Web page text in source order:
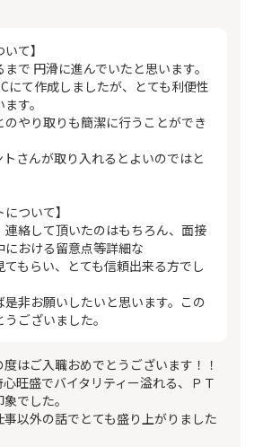
て】
で 円滑に進んでいたと思います。
にて作成しましたが、とても利便性
す。
やり取りも簡潔に行うことができ
さんが取り入れるとよいのではと
ついて】
連絡して頂いたのはもちろん、面接
おける留意点等詳細な
もらい、とても信頼出来る方でし
是非お願いしたいと思います。この
ございました。
度はご入職おめでとうございます！！
旺盛でバイタリティー溢れる、ＰＴ
でした。
以外の話でとても盛り上がりました